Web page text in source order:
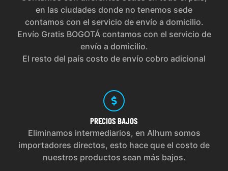
en las ciudades donde no tenemos sede
contamos con el servicio de envío a domicilio.
Envío Gratis BOGOTÁ contamos con el servicio de
envío a domicilio.
El resto del país costo de envío cobro adicional
PRECIOS BAJOS
Eliminamos intermediarios, en Alhum somos
importadores directos, esto hace que el costo de
nuestros productos sean más bajos.